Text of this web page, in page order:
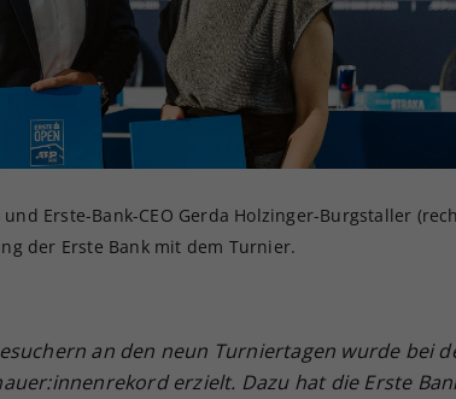
Erste-Bank-CEO Gerda Holzinger-Burgstaller
der Erste Bank mit dem Turnier.
an den neun Turniertagen wurde bei
erzielt. Dazu hat die Erste
Ihrer vorgenommen
Webseiten-Betreiber dies